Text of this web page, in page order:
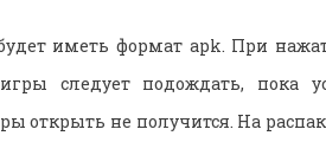
иметь формат apk. При
следует подождать, пока
открыть не получится. На